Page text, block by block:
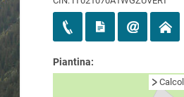
Piantina: